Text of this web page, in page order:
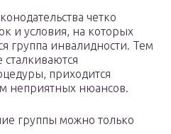
четко
и условия, на которых
группа инвалидности. Тем
приходится
неприятных нюансов.
группы можно только